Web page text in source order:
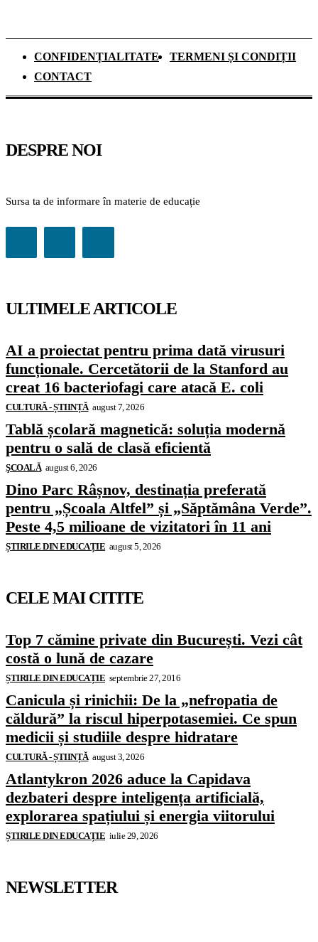
CONFIDENȚIALITATE
TERMENI ȘI CONDIȚII
CONTACT
DESPRE NOI
Sursa ta de informare în materie de educație
ULTIMELE ARTICOLE
AI a proiectat pentru prima dată virusuri
funcționale. Cercetătorii de la Stanford au
creat 16 bacteriofagi care atacă E. coli
CULTURĂ - ȘTIINȚĂ august 7, 2026
Tablă școlară magnetică: soluția modernă
pentru o sală de clasă eficientă
ŞCOALĂ august 6, 2026
Dino Parc Râșnov, destinația preferată
pentru „Școala Altfel” și „Săptămâna Verde”.
Peste 4,5 milioane de vizitatori în 11 ani
ȘTIRILE DIN EDUCAȚIE august 5, 2026
CELE MAI CITITE
Top 7 cămine private din București. Vezi cât
costă o lună de cazare
ȘTIRILE DIN EDUCAȚIE septembrie 27, 2016
Canicula și rinichii: De la „nefropatia de
căldură” la riscul hiperpotasemiei. Ce spun
medicii și studiile despre hidratare
CULTURĂ - ȘTIINȚĂ august 3, 2026
Atlantykron 2026 aduce la Capidava
dezbateri despre inteligența artificială,
explorarea spațiului și energia viitorului
ȘTIRILE DIN EDUCAȚIE iulie 29, 2026
NEWSLETTER